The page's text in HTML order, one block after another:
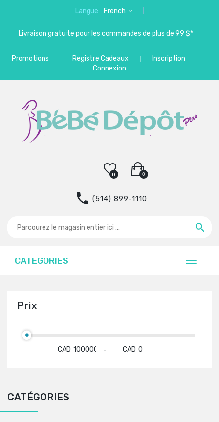
Langue French
Livraison gratuite pour les commandes de plus de 99 $*
Promotions Registre Cadeaux
Inscription
Connexion
0
0
(514) 899-1110
CATEGORIES
Prix
CAD - CAD
CATÉGORIES